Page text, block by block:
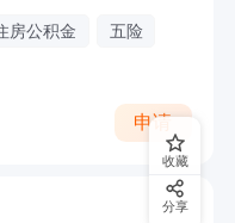
房公积金
五险
申请
收藏
分享